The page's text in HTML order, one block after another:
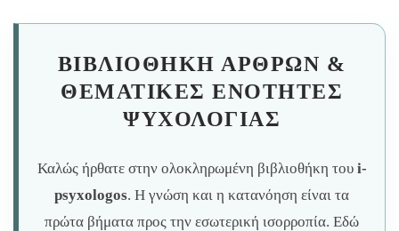
ΒΙΒΛΙΟΘΉΚΗ ΆΡΘΡΩΝ &
ΘΕΜΑΤΙΚΈΣ ΕΝΌΤΗΤΕΣ
ΨΥΧΟΛΟΓΊΑΣ
Καλώς ήρθατε στην ολοκληρωμένη βιβλιοθήκη του i-
psyxologos. Η γνώση και η κατανόηση είναι τα
πρώτα βήματα προς την εσωτερική ισορροπία. Εδώ